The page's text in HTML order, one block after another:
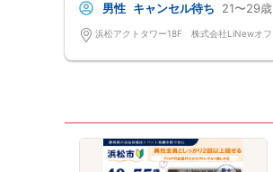
男性 キャンセル待ち 21〜29歳